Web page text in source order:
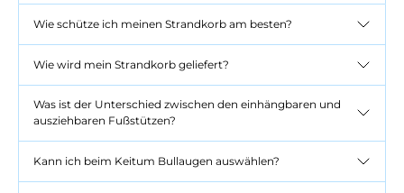
Wie schütze ich meinen Strandkorb am besten?
Wie wird mein Strandkorb geliefert?
Was ist der Unterschied zwischen den einhängbaren und
ausziehbaren Fußstützen?
Kann ich beim Keitum Bullaugen auswählen?